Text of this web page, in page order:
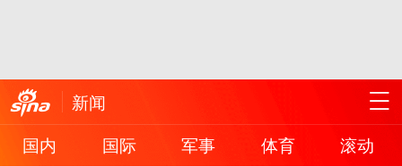
新闻
国内
国际 军事 体育 滚动